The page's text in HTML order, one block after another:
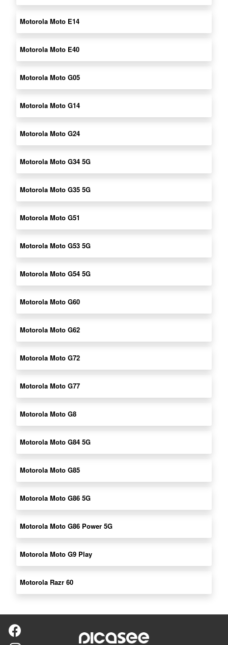
Motorola Moto E14
Motorola Moto E40
Motorola Moto G05
Motorola Moto G14
Motorola Moto G24
Motorola Moto G34 5G
Motorola Moto G35 5G
Motorola Moto G51
Motorola Moto G53 5G
Motorola Moto G54 5G
Motorola Moto G60
Motorola Moto G62
Motorola Moto G72
Motorola Moto G77
Motorola Moto G8
Motorola Moto G84 5G
Motorola Moto G85
Motorola Moto G86 5G
Motorola Moto G86 Power 5G
Motorola Moto G9 Play
Motorola Razr 60